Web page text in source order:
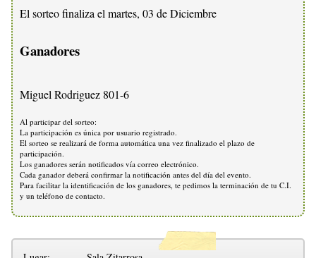
El sorteo finaliza el martes, 03 de Diciembre
Ganadores
Miguel Rodriguez 801-6
Al participar del sorteo:
La participación es única por usuario registrado.
El sorteo se realizará de forma automática una vez finalizado el plazo de
participación.
Los ganadores serán notificados vía correo electrónico.
Cada ganador deberá confirmar la notificación antes del día del evento.
Para facilitar la identificación de los ganadores, te pedimos la terminación de tu C.I.
y un teléfono de contacto.